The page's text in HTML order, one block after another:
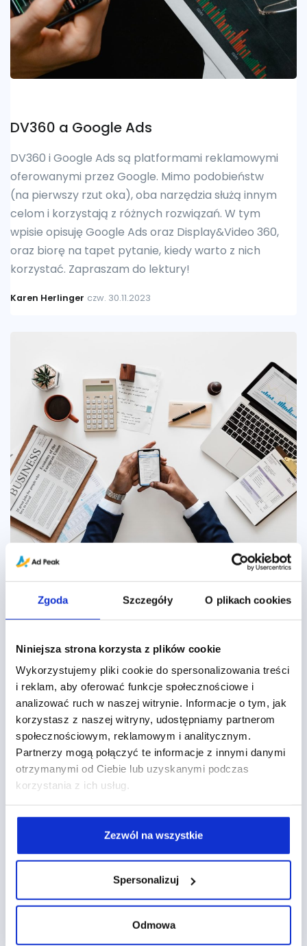
Zgoda Szczegóły O plikach cookies
Niniejsza strona korzysta z plików cookie
Wykorzystujemy pliki cookie do spersonalizowania treści
i reklam, aby oferować funkcje społecznościowe i
analizować ruch w naszej witrynie. Informacje o tym, jak
korzystasz z naszej witryny, udostępniamy partnerom
społecznościowym, reklamowym i analitycznym.
Partnerzy mogą połączyć te informacje z innymi danymi
otrzymanymi od Ciebie lub uzyskanymi podczas
korzystania z ich usług.
Zezwól na wszystkie
Spersonalizuj
Odmowa
DV360 a Google Ads
DV360 i Google Ads są platformami reklamowymi
oferowanymi przez Google. Mimo podobieństw
(na pierwszy rzut oka), oba narzędzia służą innym
celom i korzystają z różnych rozwiązań. W tym
wpisie opisuję Google Ads oraz Display&Video 360,
oraz biorę na tapet pytanie, kiedy warto z nich
korzystać. Zapraszam do lektury!
Karen Herlinger czw. 30.11.2023
Kreacje DV360 – wyświetlanie reklam
na podstawie danych
Dowiedz się, czym są kreacje DV360 wyświetlane
na podstawie danych oraz kiedy i w jaki sposób
możemy ich używać.
pt. 20.09.2019